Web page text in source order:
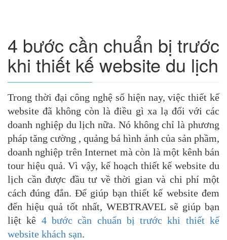
4 bước cần chuẩn bị trước
khi thiết kế website du lịch
Trong thời đại công nghệ số hiện nay, việc thiết kế
website đã không còn là điều gì xa lạ đối với các
doanh nghiệp du lịch nữa. Nó không chỉ là phương
pháp tăng cường , quảng bá hình ảnh của sản phầm,
doanh nghiệp trên Internet mà còn là một kênh bán
tour hiệu quả. Vì vậy, kế hoạch thiết kế website du
lịch cần được đầu tư về thời gian và chi phí một
cách đúng đắn. Để giúp bạn thiết kế website đem
đến hiệu quả tốt nhất, WEBTRAVEL sẽ giúp bạn
liệt kê 4 bước cần chuẩn bị trước khi thiết kế
website khách sạn.